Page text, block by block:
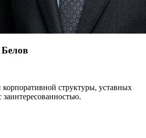
корпоративной структуры, уставных